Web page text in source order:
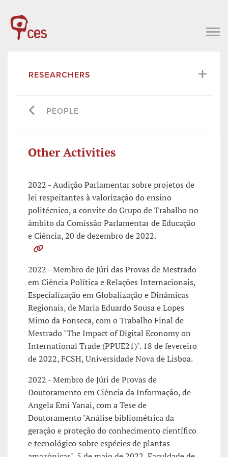
RESEARCHERS
PEOPLE
Other Activities
2022 - Audição Parlamentar sobre projetos de
lei respeitantes à valorização do ensino
politécnico, a convite do Grupo de Trabalho no
âmbito da Comissão Parlamentar de Educação
e Ciência, 20 de dezembro de 2022.
2022 - Membro de Júri das Provas de Mestrado
em Ciência Política e Relações Internacionais,
Especialização em Globalização e Dinâmicas
Regionais, de Maria Eduardo Sousa e Lopes
Mimo da Fonseca, com o Trabalho Final de
Mestrado "The Impact of Digital Economy on
International Trade (PPUE21)". 18 de fevereiro
de 2022, FCSH, Universidade Nova de Lisboa.
2022 - Membro de Júri de Provas de
Doutoramento em Ciência da Informação, de
Angela Emi Yanai, com a Tese de
Doutoramento "Análise bibliométrica da
geração e proteção do conhecimento científico
e tecnológico sobre espécies de plantas